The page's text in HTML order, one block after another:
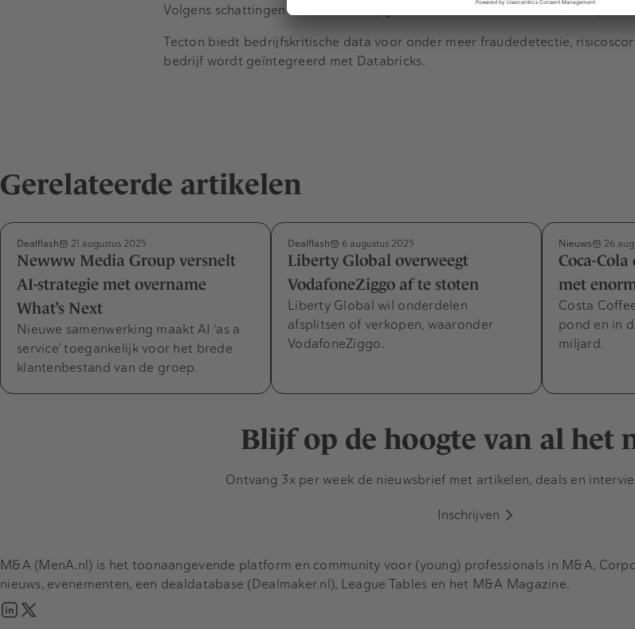
Volgens schattingen zou het daarbij gaan om in totaal meer dan 4,5 miljard
Tecton biedt bedrijfskritische data voor onder meer fraudedetectie,
bedrijf wordt geïntegreerd met Databricks.
Gerelateerde artikelen
Dealflash 21 augustus 2025
Newww Media Group versnelt
AI-strategie met overname
What’s Next
Nieuwe samenwerking maakt AI ‘as a
service’ toegankelijk voor het brede
klantenbestand van de groep.
Dealflash 6 augustus 2025
Liberty Global overweegt
VodafoneZiggo af te stoten
Liberty Global wil onderdelen
afsplitsen of verkopen, waaronder
VodafoneZiggo.
Nieuws 26
Coca-
met
Costa
pond en in
miljard.
Blijf op de hoogte van al het
Ontvang 3x per week de nieuwsbrief met artikelen, deals en
Inschrijven
M&A (MenA.nl) is het toonaangevende platform en community voor (young) professionals in M&A,
nieuws, evenementen, een dealdatabase (Dealmaker.nl), League Tables en het M&A Magazine.